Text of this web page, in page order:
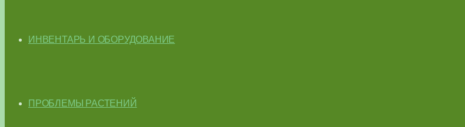
ИНВЕНТАРЬ И ОБОРУДОВАНИЕ
ПРОБЛЕМЫ РАСТЕНИЙ